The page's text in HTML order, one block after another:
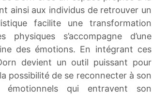
ainsi aux individus de retrouver un
facilite une transformation
s’accompagne d’une
des émotions. En intégrant ces
devient un outil puissant pour
possibilité de se reconnecter à son
qui entravent son